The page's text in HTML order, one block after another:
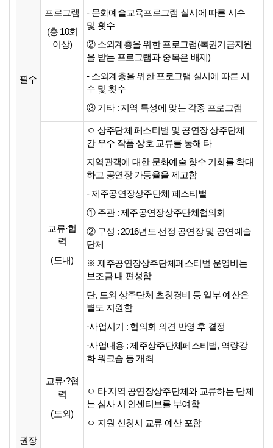
필수
프로그램
(총 10회
이상)
- 문화예술교육프로그램 실시에 따른 시수
및 횟수
② 소외계층을 위한 프로그램(복권기금지원
을 받는 프로그램과 중복은 배제)
- 소외계층을 위한 프로그램 실시에 따른 시
수 및 횟수
③ 기타 : 지역 특성에 맞는 각종 프로그램
교류·협
력
(도내)
ㅇ 상주단체 페스티벌 및 공연장 상주단체
간 우수 작품 상호 교류를 통해 타
지역관객에 대한 문화예술 향수 기회를 확대
하고 공연장 가동율을 제고함
- 제주공연장상주단체 페스티벌
① 주관 : 제주공연장상주단체협의회
② 구성 : 2016년도 선정 공연장 및 공연예술
단체
※ 제주공연장상주단체페스티벌 운영비는
보조금 내 편성함
단, 도외 상주단체 초청경비 등 일부 예산은
별도 지원함
·사업시기 : 협의회 의견 반영 후 결정
·사업내용 : 제주상주단체페스티벌, 역량강
화 워크숍 등 개최
권장
교류·?협
력
(도외)
ㅇ 타 지역 공연장상주단체와 교류하는 단체
는 심사 시 인센티브를 부여함
ㅇ 지원 신청시 교류 예산 포함